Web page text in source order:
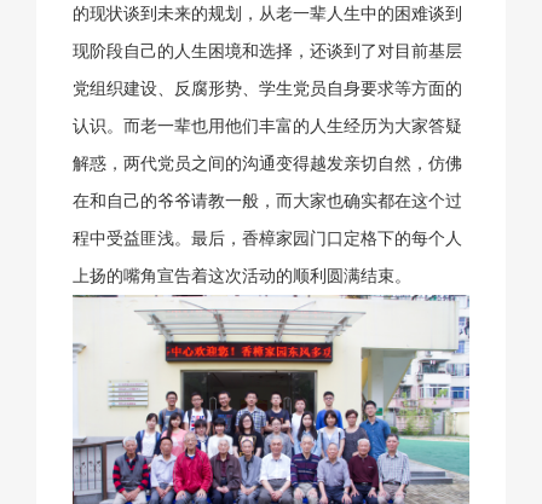
的现状谈到未来的规划，从老一辈人生中的困难谈到
现阶段自己的人生困境和选择，还谈到了对目前基层
党组织建设、反腐形势、学生党员自身要求等方面的
认识。而老一辈也用他们丰富的人生经历为大家答疑
解惑，两代党员之间的沟通变得越发亲切自然，仿佛
在和自己的爷爷请教一般，而大家也确实都在这个过
程中受益匪浅。最后，香樟家园门口定格下的每个人
上扬的嘴角宣告着这次活动的顺利圆满结束。